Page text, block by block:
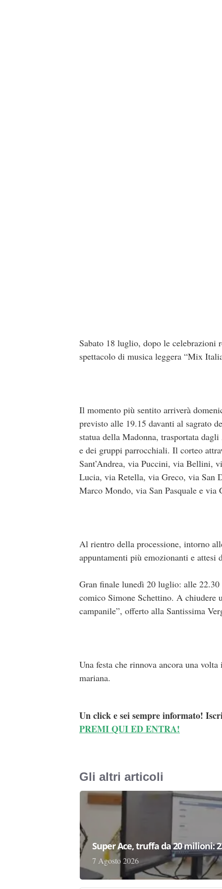
Sabato 18 luglio, dopo le celebrazioni
spettacolo di musica leggera “Mix
Il momento più sentito arriverà
previsto alle 19.15 davanti al sagrato
statua della Madonna, trasportata
e dei gruppi parrocchiali. Il corteo
Sant’Andrea, via Puccini, via Bellini,
Lucia, via Retella, via Greco, via San
Marco Mondo, via San Pasquale e
Al rientro della processione, intorno
appuntamenti più emozionanti e attesi
Gran finale lunedì 20 luglio: alle 22.30
comico Simone Schettino. A
campanile”, offerto alla Santissima
Una festa che rinnova ancora una
mariana.
Un click e sei sempre informato!
PREMI QUI ED ENTRA!
Gli altri articoli
Super Ace, truffa da 20 milioni:
7 Agosto 2026